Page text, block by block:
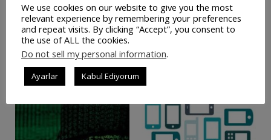
INSTAGRAM IPAD
İlişkili Yazılar
We use cookies on our website to give you the most
relevant experience by remembering your preferences
and repeat visits. By clicking “Accept”, you consent to
the use of ALL the cookies.
Do not sell my personal information.
Ayarlar Kabul Ediyorum